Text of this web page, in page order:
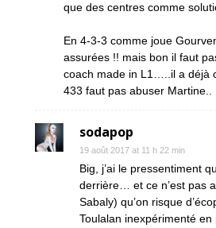
que des centres comme
En 4-3-3 comme joue
assurées !! mais bon il faut
coach made in L1…..il a déjà
433 faut pas abuser Martine..
sodapop
19 août 2017 at 11 h 22 min
Big, j’ai le pressentiment
derrière… et ce n’est pas
Sabaly) qu’on risque
Toulalan inexpérimenté en